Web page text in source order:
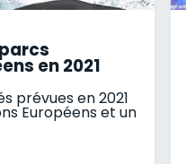
en 2021
prévues en 2021
Européens et un